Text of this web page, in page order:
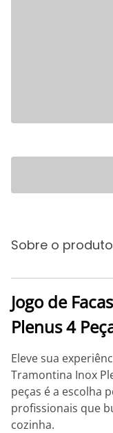
Sobre o produto
Jogo de
Plenus 4
Eleve sua
Tramontina Inox
peças é a escolha
profissionais que
cozinha.